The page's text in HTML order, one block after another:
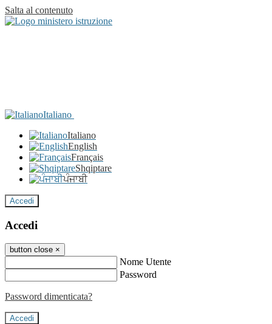
Salta al contenuto
Italiano
Italiano
English
Français
Shqiptare
ਪੰਜਾਬੀ
Accedi
Accedi
button close ×
Nome Utente
Password
Password dimenticata?